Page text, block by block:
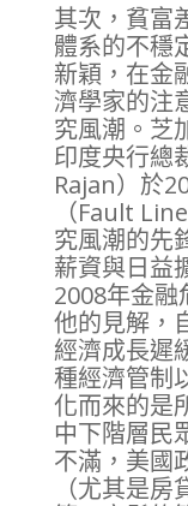
其次，貧富
體系的不穩
新穎，在金
濟學家的注
究風潮。芝
印度央行總
Rajan）於
（Fault
究風潮的先
薪資與日益
2008年金融
他的見解，
經濟成長遲
種經濟管制
化而來的是
中下階層民
不滿，美國
（尤其是